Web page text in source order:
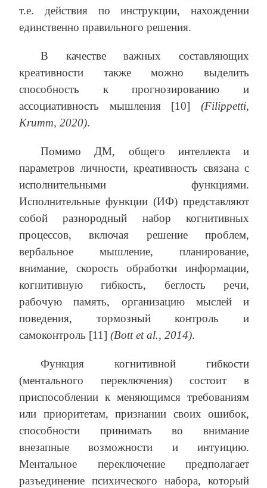
т.е. действия по инструкции, нахождении
единственно правильного решения.
В качестве важных составляющих
креативности также можно выделить
способность к прогнозированию и
ассоциативность мышления [10] (Filippetti,
Krumm, 2020).
Помимо ДМ, общего интеллекта и
параметров личности, креативность связана с
исполнительными функциями.
Исполнительные функции (ИФ) представляют
собой разнородный набор когнитивных
процессов, включая решение проблем,
вербальное мышление, планирование,
внимание, скорость обработки информации,
когнитивную гибкость, беглость речи,
рабочую память, организацию мыслей и
поведения, тормозный контроль и
самоконтроль [11] (Bottet al., 2014).
Функция когнитивной гибкости
(ментального переключения) состоит в
приспособлении к меняющимся требованиям
или приоритетам, признании своих ошибок,
способности принимать во внимание
внезапные возможности и интуицию.
Ментальное переключение предполагает
разъединение психического набора, который